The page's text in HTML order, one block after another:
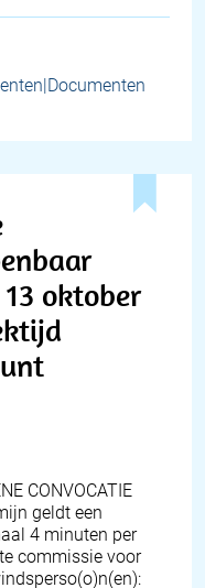
oktober
CONVOCATIE
geldt een
4 minuten per
commissie voor